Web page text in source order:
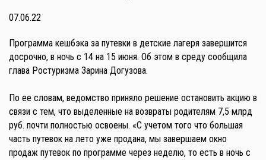
07.06.22
Программа кешбэка за путевки в детские лагеря завершится
досрочно, в ночь с 14 на 15 июня. Об этом в среду сообщила
глава Ростуризма Зарина Догузова.
По ее словам, ведомство приняло решение остановить акцию в
связи с тем, что выделенные на возвраты родителям 7,5 млрд
руб. почти полностью освоены. «С учетом того что большая
часть путевок на лето уже продана, мы завершаем окно
продаж путевок по программе через неделю, то есть в ночь с